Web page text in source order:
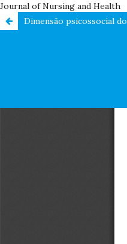
Journal of Nursing and Health
Dimensão psicossocial